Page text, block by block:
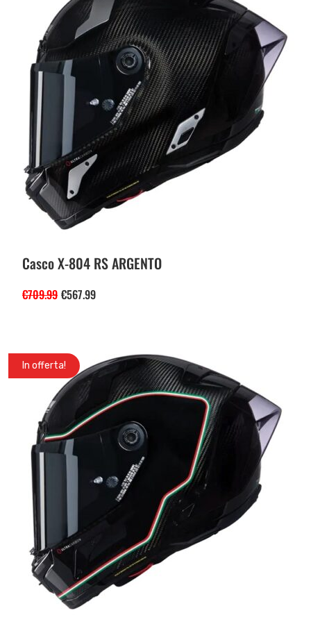
Casco X-804 RS ARGENTO
€709.99 €567.99
In offerta!